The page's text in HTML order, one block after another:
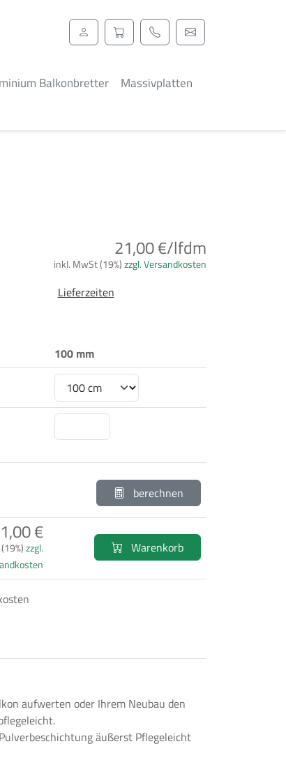
Balkonbretter
Massivplatten
21,00 €/lfdm
inkl. MwSt (19%)zzgl. Versandkosten
Lieferzeiten
100 mm
berechnen
€
zzgl.
Warenkorb
aufwerten oder Ihrem Neubau den
äußerst Pflegeleicht